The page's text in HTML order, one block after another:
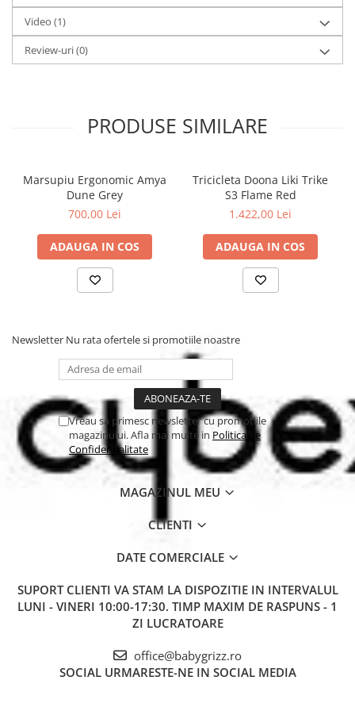
Pulsar:
Platforma transparenta.
Baterie interna reincarcabila.
Iluminare LED cu 11 culori.
Caracteristici tehnice:
Dimensiuni produs: 55 x 16.5 x 13.5 cm.
Roti: PU.
Rulmenti: ABEC 7.
Platforma: policarbonat.
Video (1)
Review-uri(0)
PRODUSE SIMILARE
Marsupiu Ergonomic Amya
Dune Grey
700,00 Lei
ADAUGA IN COS
Tricicleta Doona Liki Trike
S3 Flame Red
1.422,00 Lei
ADAUGA IN COS
Newsletter Nu rata ofertele si promotiile noastre
Vreau sa primesc newsletter cu promotiile
magazinului. Afla mai multe in Politica de
Confidentialitate
MAGAZINUL MEU
CLIENTI
DATE COMERCIALE
SUPORT CLIENTI VA STAM LA DISPOZITIE IN INTERVALUL
LUNI - VINERI 10:00-17:30. TIMP MAXIM DE RASPUNS - 1
ZI LUCRATOARE
office@babygrizz.ro
SOCIAL URMARESTE-NE IN SOCIAL MEDIA